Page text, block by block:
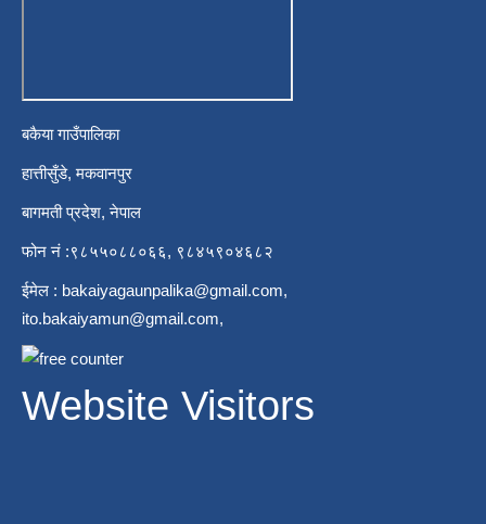
बकैया गाउँपालिका
हात्तीसुँडे, मकवानपुर
बागमती प्रदेश, नेपाल
फोन नं :९८५५०८८०६६, ९८४५९०४६८२
ईमेल : bakaiyagaunpalika@gmail.com,
ito.bakaiyamun@gmail.com,
Website Visitors